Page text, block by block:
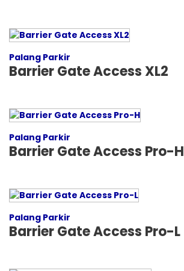
Palang Parkir
Barrier Gate Access XL2
Palang Parkir
Barrier Gate Access Pro-H
Palang Parkir
Barrier Gate Access Pro-L